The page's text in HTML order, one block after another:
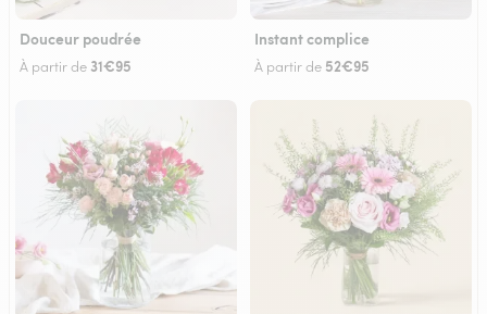
Douceur poudrée
À partir de 31€95
Instant complice
À partir de 52€95